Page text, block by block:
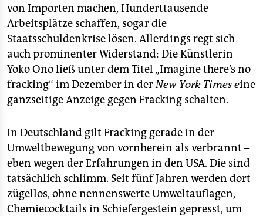
epaper login
von Importen machen, Hunderttausende
Arbeitsplätze schaffen, sogar die
Staatsschuldenkrise lösen. Allerdings regt sich
auch prominenter Widerstand: Die Künstlerin
Yoko Ono ließ unter dem Titel „Imagine there’s no
fracking“ im Dezember in derNew York Times eine
ganzseitige Anzeige gegen Fracking schalten.
In Deutschland gilt Fracking gerade in der
Umweltbewegung von vornherein als verbrannt –
eben wegen der Erfahrungen in den USA. Die sind
tatsächlich schlimm. Seit fünf Jahren werden dort
zügellos, ohne nennenswerte Umweltauflagen,
Chemiecocktails in Schiefergestein gepresst, um